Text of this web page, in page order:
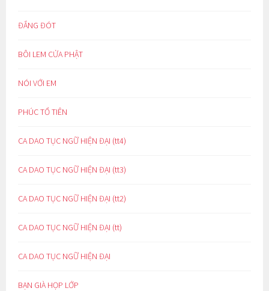
ĐẮNG ĐÓT
BÔI LEM CỬA PHẬT
NÓI VỚI EM
PHÚC TỔ TIÊN
CA DAO TỤC NGỮ HIỆN ĐẠI (tt4)
CA DAO TỤC NGỮ HIỆN ĐẠI (tt3)
CA DAO TỤC NGỮ HIỆN ĐẠI (tt2)
CA DAO TỤC NGỮ HIỆN ĐẠI (tt)
CA DAO TỤC NGỮ HIỆN ĐẠI
BẠN GIÀ HỌP LỚP